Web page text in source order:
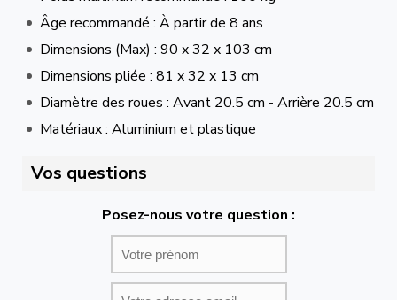
Âge recommandé : À partir de 8 ans
Dimensions (Max) : 90 x 32 x 103 cm
Dimensions pliée : 81 x 32 x 13 cm
Diamètre des roues : Avant 20.5 cm - Arrière 20.5 cm
Matériaux : Aluminium et plastique
Vos questions
Posez-nous votre question :